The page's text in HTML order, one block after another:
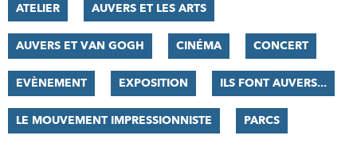
ATELIER AUVERS ET LES ARTS
AUVERS ET VAN GOGH CINÉMA CONCERT
EVÈNEMENT EXPOSITION ILS FONT AUVERS...
LE MOUVEMENT IMPRESSIONNISTE PARCS